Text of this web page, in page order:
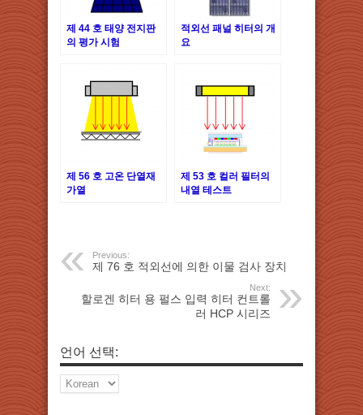
제 44 호 태양 전지판
의 평가 시험
적외선 패널 히터의 개
요
제 56 호 고온 단열재
가열
제 53 호 컬러 필터의
내열 테스트
Previous:
제 76 호 적외선에 의한 이물 검사 장치
Next:
할로겐 히터 용 펄스 입력 히터 컨트롤
러 HCP 시리즈
언어 선택: